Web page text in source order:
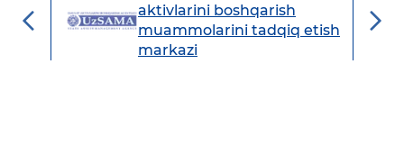
aktivlarini boshqarish
muammolarini tadqiq etish
markazi